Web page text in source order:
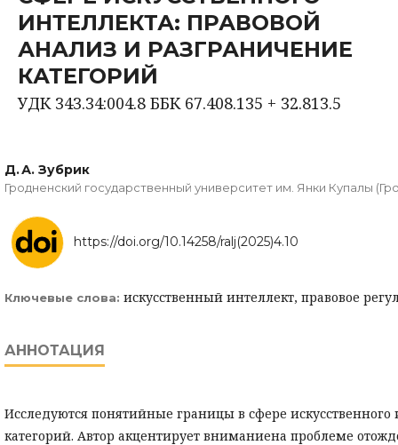
ИНТЕЛЛЕКТА: ПРАВОВОЙ
АНАЛИЗ И РАЗГРАНИЧЕНИЕ
КАТЕГОРИЙ
УДК 343.34:004.8 ББК 67.408.135 + 32.813.5
Д. А. Зубрик
Гродненский государственный университет им. Янки Купалы
https://doi.org/10.14258/ralj(2025)4.10
Ключевые слова: искусственный интеллект, правовое
АННОТАЦИЯ
Исследуются понятийные границы в сфере
категорий. Автор акцентирует вниманиена проблеме